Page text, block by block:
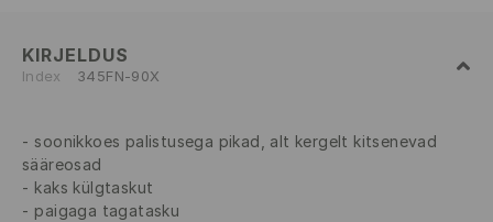
KIRJELDUS
Index 345FN-90X
soonikkoes palistusega pikad, alt kergelt kitsenevad
sääreosad
kaks külgtaskut
paigaga tagatasku